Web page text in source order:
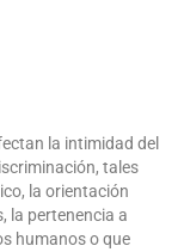
la intimidad del
tales
la orientación
la pertenencia a
humanos o que